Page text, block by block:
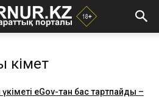
үкіметі еGov-тан бас тартпайды –